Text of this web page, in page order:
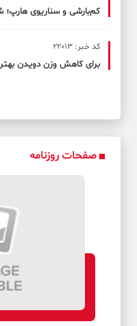
کم‌بارشی و سناریوی هارپ؛
کد خبر: 22013
برای کاهش وزن دویدن
صفحات روزنامه